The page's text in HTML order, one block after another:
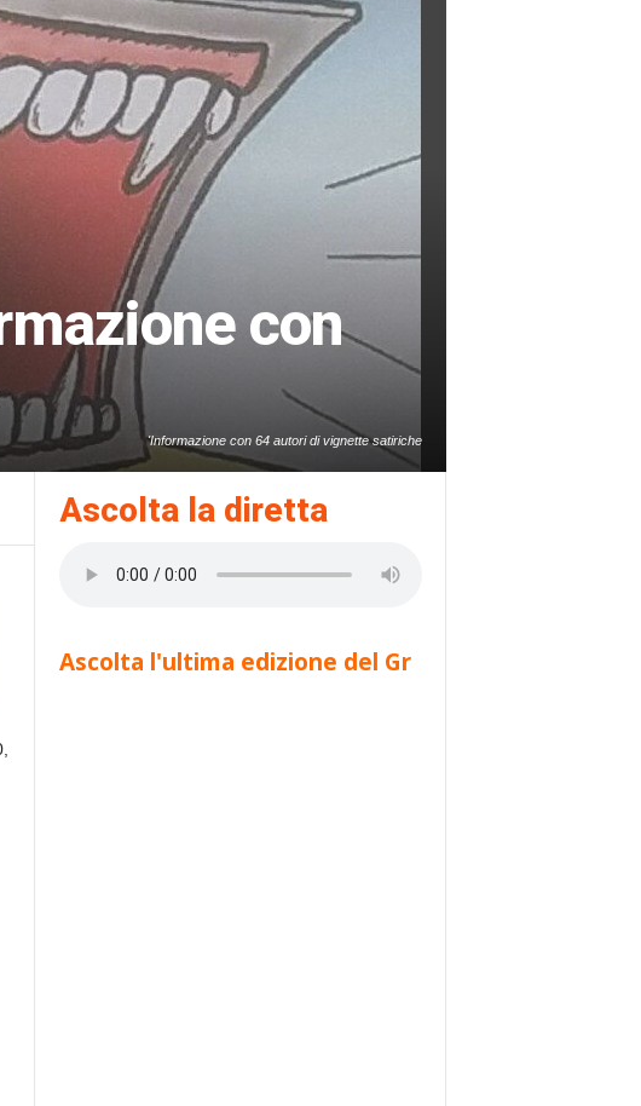
'Informazione con 64 autori di vignette satiriche
con
Ascolta la diretta
Ascolta l'ultima edizione del Gr